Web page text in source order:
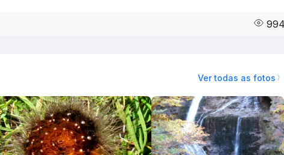
Ver todas as fotos